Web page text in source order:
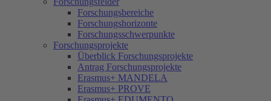
Forschungsbereiche
Forschungshorizonte
Forschungsschwerpunkte
Forschungsprojekte
Überblick Forschungsprojekte
Antrag Forschungsprojekte
Erasmus+ MANDELA
Erasmus+ PROVE